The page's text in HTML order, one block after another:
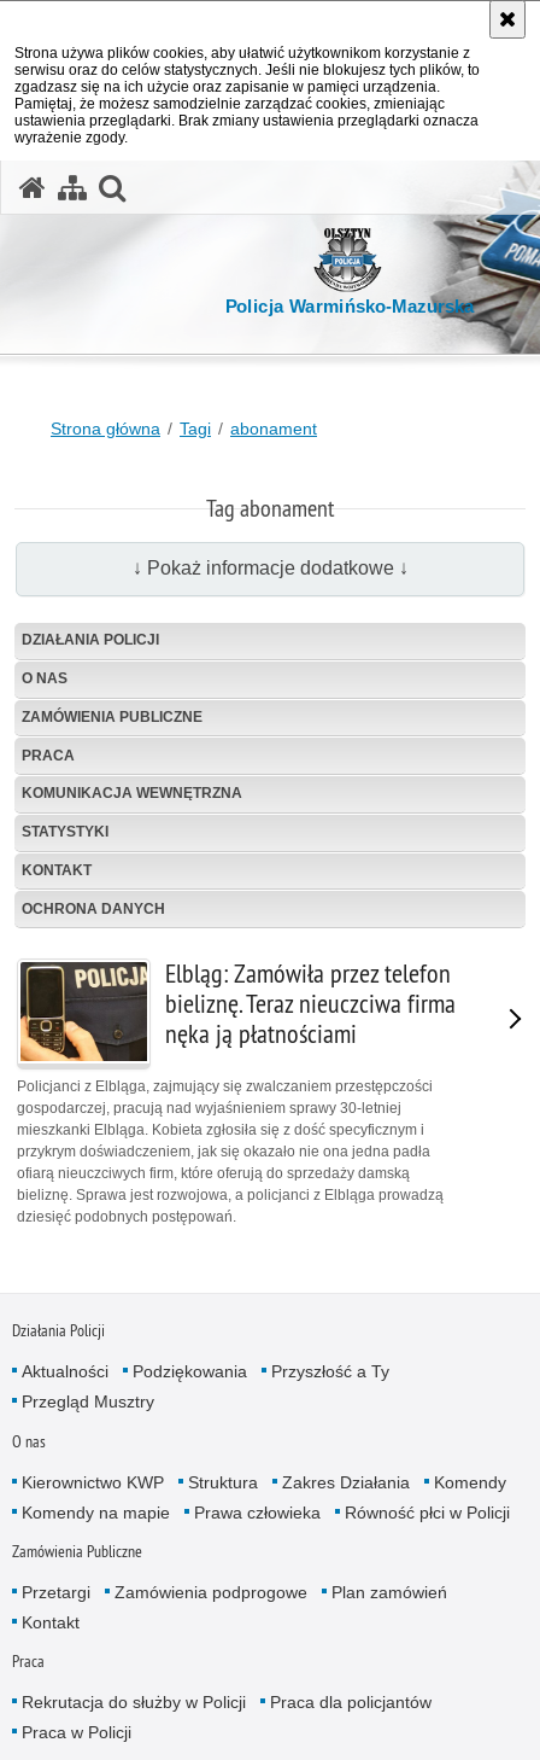
Strona używa plików cookies, aby ułatwić użytkownikom korzystanie z
serwisu oraz do celów statystycznych. Jeśli nie blokujesz tych plików, to
zgadzasz się na ich użycie oraz zapisanie w pamięci urządzenia.
Pamiętaj, że możesz samodzielnie zarządzać cookies, zmieniając
ustawienia przeglądarki. Brak zmiany ustawienia przeglądarki oznacza
wyrażenie zgody.
Policja Warmińsko-Mazurska
Strona główna Tagi abonament
Tag abonament
↓ Pokaż informacje dodatkowe ↓
DZIAŁANIA POLICJI
O NAS
ZAMÓWIENIA PUBLICZNE
PRACA
KOMUNIKACJA WEWNĘTRZNA
STATYSTYKI
KONTAKT
OCHRONA DANYCH
Elbląg: Zamówiła przez telefon
bieliznę. Teraz nieuczciwa firma
nęka ją płatnościami
Policjanci z Elbląga, zajmujący się zwalczaniem przestępczości
gospodarczej, pracują nad wyjaśnieniem sprawy 30-letniej
mieszkanki Elbląga. Kobieta zgłosiła się z dość specyficznym i
przykrym doświadczeniem, jak się okazało nie ona jedna padła
ofiarą nieuczciwych firm, które oferują do sprzedaży damską
bieliznę. Sprawa jest rozwojowa, a policjanci z Elbląga prowadzą
dziesięć podobnych postępowań.
Działania Policji
Aktualności Podziękowania
Przyszłość a Ty
Przegląd Musztry
O nas
Kierownictwo KWP Struktura Zakres Działania
Komendy
Komendy na mapie
Prawa człowieka Równość płci w Policji
Zamówienia Publiczne
Przetargi Zamówienia podprogowe
Plan zamówień
Kontakt
Praca
Rekrutacja do służby w Policji
Praca dla policjantów
Praca w Policji